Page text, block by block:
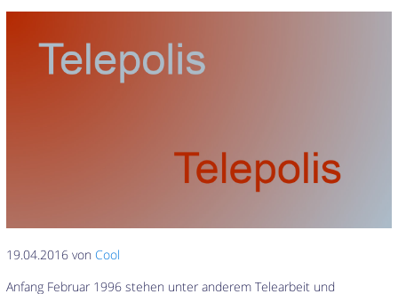
19.04.2016 vonCool
Anfang Februar 1996 stehen unter anderem Telearbeit und